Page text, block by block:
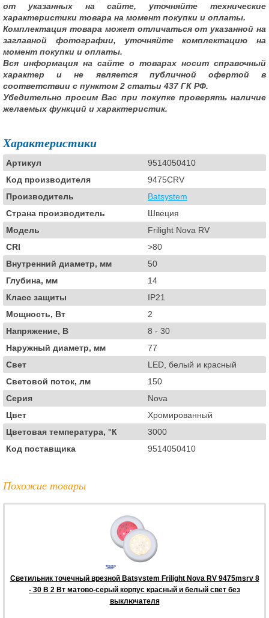
от указанных на сайте, уточняйте технические
характеристики товара на момент покупки и оплаты.
Комплектация товара может отличаться от указанной на
заглавной фотографии, уточняйте комплектацию на
момент покупки и оплаты.
Вся информация на сайте о товарах носит справочный
характер и не является публичной офертой в
соответствии с пунктом 2 статьи 437 ГК РФ.
Убедительно просим Вас при покупке проверять наличие
желаемых функций и характеристик.
Характеристики
Артикул
9514050410
Код производителя
9475CRV
Производитель
Batsystem
Страна производитель
Швеция
Модель
Frilight Nova RV
CRI
>80
Внутренний диаметр, мм
50
Глубина, мм
14
Класс защиты
IP21
Мощность, Вт
2
Напряжение, В
8 - 30
Наружный диаметр, мм
77
Свет
LED, белый и красный
Световой поток, лм
150
Серия
Nova
Цвет
Хромированный
Цветовая температура, °К
3000
Код поставщика
9514050410
Похожие товары
Светильник точечный врезной Batsystem Frilight Nova RV 9475msrv 8
- 30 В 2 Вт матово-серый корпус красный и белый свет без
выключателя